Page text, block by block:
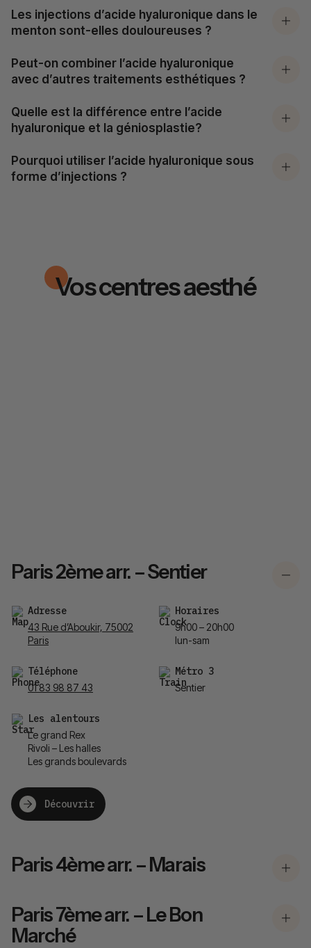
Les injections d’acide hyaluronique dans le
menton sont-elles douloureuses ?
Peut-on combiner l’acide hyaluronique
avec d’autres traitements esthétiques ?
Quelle est la différence entre l’acide
hyaluronique et la géniosplastie?
Pourquoi utiliser l’acide hyaluronique sous
forme d’injections ?
Vos centres aesthé
Paris 2ème arr. – Sentier
Adresse
43 Rue d’Aboukir, 75002
Paris
Horaires
9h00 – 20h00
lun-sam
Téléphone
01 83 98 87 43
Métro 3
Sentier
Les alentours
Le grand Rex
Rivoli – Les halles
Les grands boulevards
Découvrir
Paris 4ème arr. – Marais
Paris 7ème arr. – Le Bon
Marché